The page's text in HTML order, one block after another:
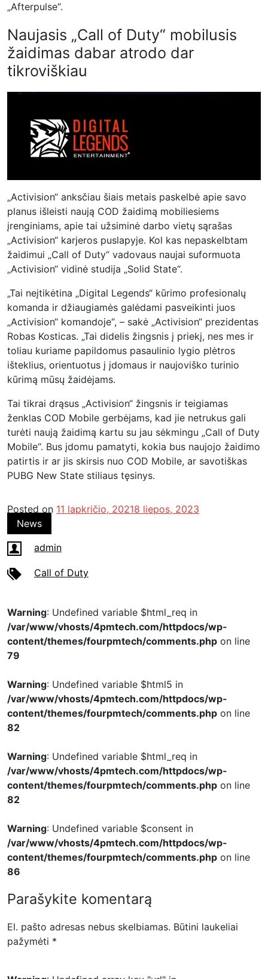
„Afterpulse“.
Naujasis „Call of Duty“ mobilusis
žaidimas dabar atrodo dar
tikroviškiau
„Activision“ anksčiau šiais metais paskelbė apie savo
planus išleisti naują COD žaidimą mobiliesiems
įrenginiams, apie tai užsiminė darbo vietų sąrašas
„Activision“ karjeros puslapyje. Kol kas nepaskelbtam
žaidimui „Call of Duty“ vadovaus naujai suformuota
„Activision“ vidinė studija „Solid State“.
„Tai neįtikėtina „Digital Legends“ kūrimo profesionalų
komanda ir džiaugiamės galėdami pasveikinti juos
„Activision“ komandoje“, – sakė „Activision“ prezidentas
Robas Kosticas. „Tai didelis žingsnis į priekį, nes mes ir
toliau kuriame papildomus pasaulinio lygio plėtros
išteklius, orientuotus į įdomaus ir naujoviško turinio
kūrimą mūsų žaidėjams.
Tai tikrai drąsus „Activision“ žingsnis ir teigiamas
ženklas COD Mobile gerbėjams, kad jie netrukus gali
turėti naują žaidimą kartu su jau sėkmingu „Call of Duty
Mobile“. Bus įdomu pamatyti, kokia bus naujojo žaidimo
patirtis ir ar jis skirsis nuo COD Mobile, ar savotiškas
PUBG New State stiliaus tęsinys.
Posted on 11 lapkričio, 20218 liepos, 2023
News
admin
Call of Duty
Warning: Undefined variable $html_req in
/var/www/vhosts/4pmtech.com/httpdocs/wp-
content/themes/fourpmtech/comments.php on line
79
Warning: Undefined variable $html5 in
/var/www/vhosts/4pmtech.com/httpdocs/wp-
content/themes/fourpmtech/comments.php on line
82
Warning: Undefined variable $html_req in
/var/www/vhosts/4pmtech.com/httpdocs/wp-
content/themes/fourpmtech/comments.php on line
82
Warning: Undefined variable $consent in
/var/www/vhosts/4pmtech.com/httpdocs/wp-
content/themes/fourpmtech/comments.php on line
86
Parašykite komentarą
El. pašto adresas nebus skelbiamas. Būtini laukeliai
pažymėti *